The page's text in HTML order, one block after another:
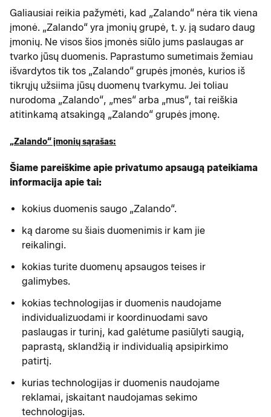
Galiausiai reikia pažymėti, kad „Zalando“ nėra tik viena
įmonė. „Zalando“ yra įmonių grupė, t. y. ją sudaro daug
įmonių. Ne visos šios įmonės siūlo jums paslaugas ar
tvarko jūsų duomenis. Paprastumo sumetimais žemiau
išvardytos tik tos „Zalando“ grupės įmonės, kurios iš
tikrųjų užsiima jūsų duomenų tvarkymu. Jei toliau
nurodoma „Zalando“, „mes“ arba „mus“, tai reiškia
atitinkamą atsakingą „Zalando“ grupės įmonę.
„Zalando“ įmonių sąrašas:
Šiame pareiškime apie privatumo apsaugą pateikiama
informacija apie tai:
kokius duomenis saugo „Zalando“.
ką darome su šiais duomenimis ir kam jie
reikalingi.
kokias turite duomenų apsaugos teises ir
galimybes.
kokias technologijas ir duomenis naudojame
individualizuodami ir koordinuodami savo
paslaugas ir turinį, kad galėtume pasiūlyti saugią,
paprastą, sklandžią ir individualią apsipirkimo
patirtį.
kurias technologijas ir duomenis naudojame
reklamai, įskaitant naudojamas sekimo
technologijas.